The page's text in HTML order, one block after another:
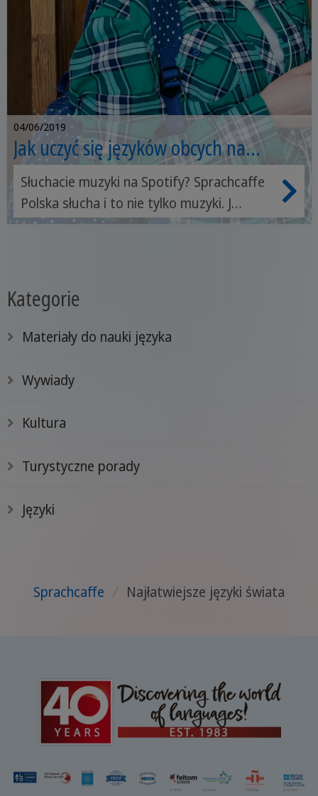
a płatne są tylko dodatkowe funkcje. W
dodatku możemy się uczyć kiedy chcemy i
ile chcemy, chociażby 5 min podczas jazdy
autobusem.
04/06/2019
Jak uczyć się języków obcych na
Spotify?
Słuchacie muzyki na Spotify? Sprachcaffe
Polska słucha i to nie tylko muzyki. J
Wiecie, że ta super aplikacja daje też
Kategorie
Materiały do nauki języka
Wywiady
Kultura
Turystyczne porady
Języki
Sprachcaffe / Najłatwiejsze języki świata